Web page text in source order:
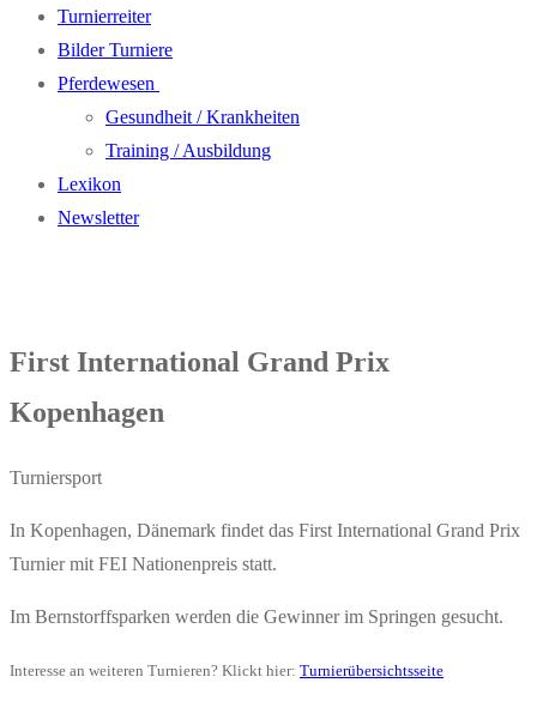
Turnierreiter
Bilder Turniere
Pferdewesen
Gesundheit / Krankheiten
Training / Ausbildung
Lexikon
Newsletter
First International Grand Prix
Kopenhagen
Turniersport
In Kopenhagen, Dänemark findet das First International Grand Prix
Turnier mit FEI Nationenpreis statt.
Im Bernstorffsparken werden die Gewinner im Springen gesucht.
Interesse an weiteren Turnieren? Klickt hier: Turnierübersichtsseite